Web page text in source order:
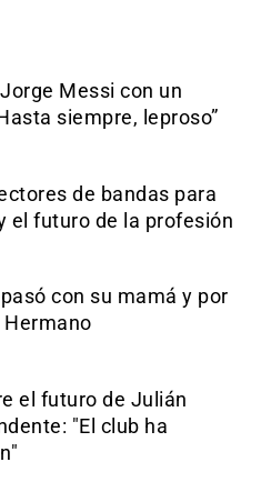
Messi con un
siempre, leproso”
de bandas para
el futuro de la profesión
con su mamá y por
Hermano
el futuro de Julián
"El club ha